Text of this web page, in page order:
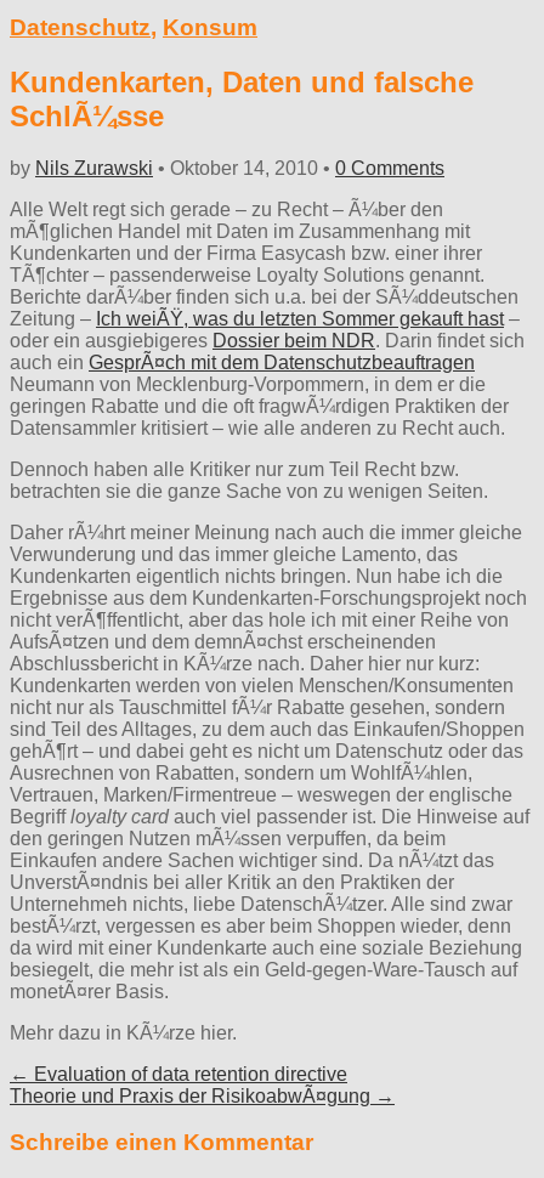
Datenschutz, Konsum
Kundenkarten, Daten und falsche
SchlÃ¼sse
by Nils Zurawski • Oktober 14, 2010 • 0 Comments
Alle Welt regt sich gerade – zu Recht – Ã¼ber den
mÃ¶glichen Handel mit Daten im Zusammenhang mit
Kundenkarten und der Firma Easycash bzw. einer ihrer
TÃ¶chter – passenderweise Loyalty Solutions genannt.
Berichte darÃ¼ber finden sich u.a. bei der SÃ¼ddeutschen
Zeitung – Ich weiÃŸ, was du letzten Sommer gekauft hast–
oder ein ausgiebigeres Dossier beim NDR. Darin findet sich
auch ein GesprÃ¤ch mit dem Datenschutzbeauftragen
Neumann von Mecklenburg-Vorpommern, in dem er die
geringen Rabatte und die oft fragwÃ¼rdigen Praktiken der
Datensammler kritisiert – wie alle anderen zu Recht auch.
Dennoch haben alle Kritiker nur zum Teil Recht bzw.
betrachten sie die ganze Sache von zu wenigen Seiten.
Daher rÃ¼hrt meiner Meinung nach auch die immer gleiche
Verwunderung und das immer gleiche Lamento, das
Kundenkarten eigentlich nichts bringen. Nun habe ich die
Ergebnisse aus dem Kundenkarten-Forschungsprojekt noch
nicht verÃ¶ffentlicht, aber das hole ich mit einer Reihe von
AufsÃ¤tzen und dem demnÃ¤chst erscheinenden
Abschlussbericht in KÃ¼rze nach. Daher hier nur kurz:
Kundenkarten werden von vielen Menschen/Konsumenten
nicht nur als Tauschmittel fÃ¼r Rabatte gesehen, sondern
sind Teil des Alltages, zu dem auch das Einkaufen/Shoppen
gehÃ¶rt – und dabei geht es nicht um Datenschutz oder das
Ausrechnen von Rabatten, sondern um WohlfÃ¼hlen,
Vertrauen, Marken/Firmentreue – weswegen der englische
Begriffloyalty cardauch viel passender ist. Die Hinweise auf
den geringen Nutzen mÃ¼ssen verpuffen, da beim
Einkaufen andere Sachen wichtiger sind. Da nÃ¼tzt das
UnverstÃ¤ndnis bei aller Kritik an den Praktiken der
Unternehmeh nichts, liebe DatenschÃ¼tzer. Alle sind zwar
bestÃ¼rzt, vergessen es aber beim Shoppen wieder, denn
da wird mit einer Kundenkarte auch eine soziale Beziehung
besiegelt, die mehr ist als ein Geld-gegen-Ware-Tausch auf
monetÃ¤rer Basis.
Mehr dazu in KÃ¼rze hier.
Post
navigation
← Evaluation of data retention directive
Theorie und Praxis der RisikoabwÃ¤gung →
Schreibe einen Kommentar